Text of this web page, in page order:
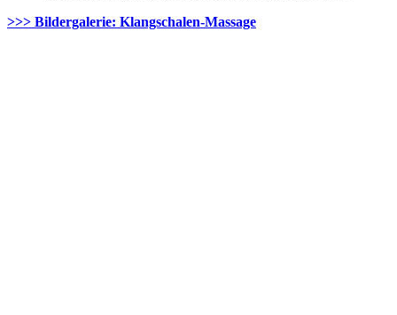
>>> Bildergalerie: Klangschalen-Massage